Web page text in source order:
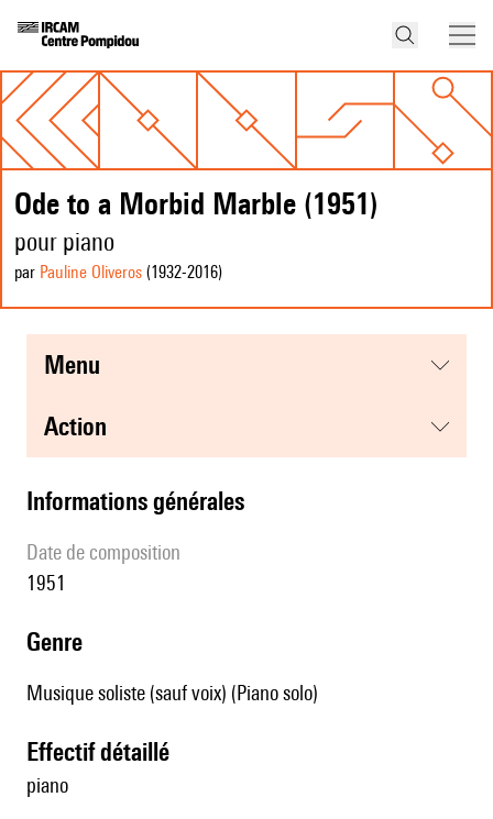
Ode to a Morbid Marble (1951)
pour piano
par Pauline Oliveros (1932-2016)
menu
action
informations générales
date de composition
1951
genre
Musique soliste (sauf voix) (Piano solo)
effectif détaillé
piano